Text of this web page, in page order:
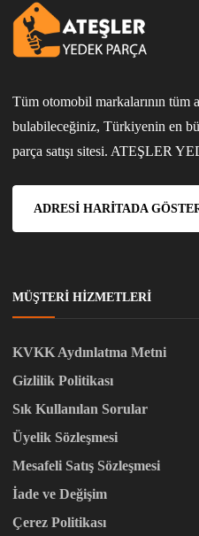
Tüm otomobil markalarının tüm
bulabileceğiniz, Türkiyenin en
parça satışı sitesi. ATEŞLER
ADRESI HARITADA
MÜŞTERI HIZMETLERI
KVKK Aydınlatma Metni
Gizlilik Politikası
Sık Kullanılan Sorular
Üyelik Sözleşmesi
Mesafeli Satış Sözleşmesi
İade ve Değişim
Çerez Politikası